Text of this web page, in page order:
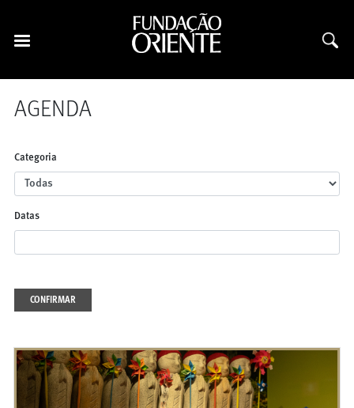
AGENDA
Categoria
Datas
CONFIRMAR